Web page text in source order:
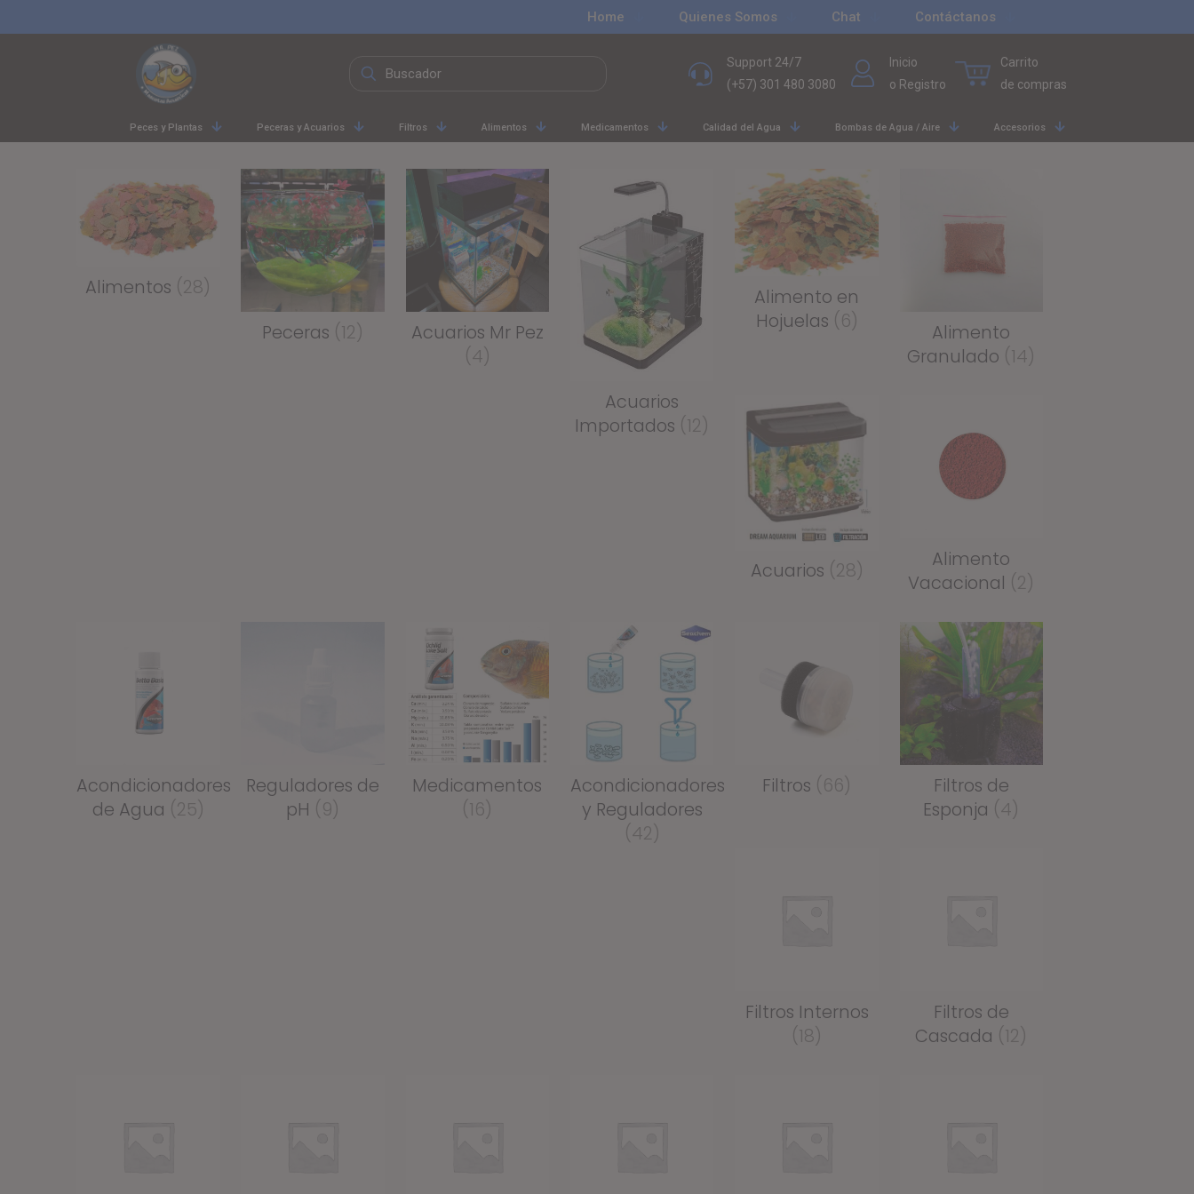
Home Quienes Somos Chat Contáctanos
Support 24/7
(+57) 301 480 3080
Inicio
o Registro
Carrito
de compras
Peces y Plantas Peceras y Acuarios Filtros Alimentos Medicamentos Calidad del Agua Bombas de Agua / Aire Accesorios
Alimentos (28)
Peceras (12)
Acuarios Mr Pez
(4)
Acuarios
Importados (12)
Alimento en
Hojuelas (6)
Alimento
Granulado (14)
Acuarios (28)
Alimento
Vacacional (2)
Acondicionadores
de Agua (25)
Reguladores de
pH (9)
Medicamentos
(16)
Acondicionadores
y Reguladores
(42)
Filtros (66)
Filtros de
Esponja (4)
Filtros Internos
(18)
Filtros de
Cascada (12)